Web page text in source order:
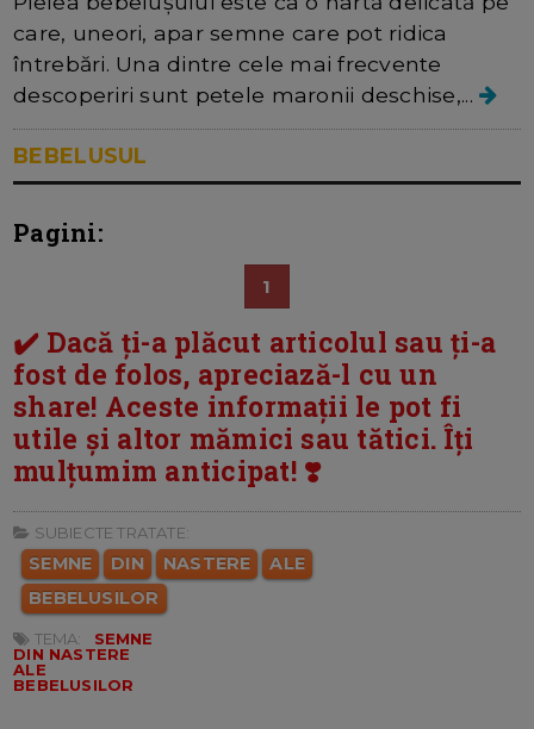
care, uneori, apar semne care pot ridica
întrebări. Una dintre cele mai frecvente
descoperiri sunt petele maronii deschise,...
BEBELUSUL
Pagini:
1
✔️ Dacă ți-a plăcut articolul sau ți-a
fost de folos, apreciază-l cu un
share! Aceste informații le pot fi
utile și altor mămici sau tătici. Îți
mulțumim anticipat! ❣️
SUBIECTE TRATATE:
SEMNE DIN NASTERE
ALE
BEBELUSILOR
TEMA:
SEMNE
DIN NASTERE
ALE
BEBELUSILOR